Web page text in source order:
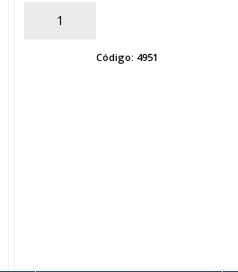
AÑADIR
Código: 4951